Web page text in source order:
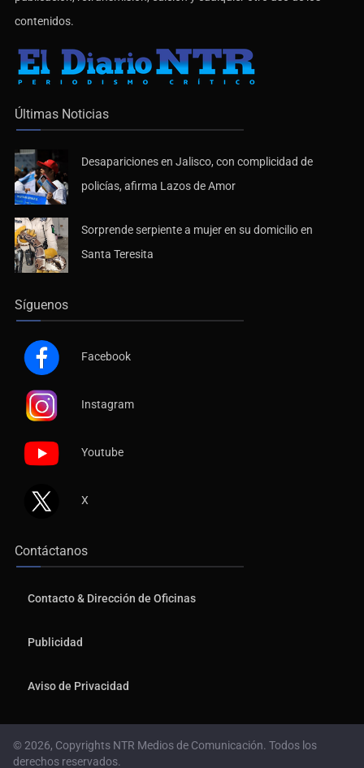
contenidos.
Últimas Noticias
Desapariciones en Jalisco, con complicidad de
policías, afirma Lazos de Amor
Sorprende serpiente a mujer en su domicilio en
Santa Teresita
Síguenos
Facebook
Instagram
Youtube
X
Contáctanos
Contacto & Dirección de Oficinas
Publicidad
Aviso de Privacidad
© 2026, Copyrights NTR Medios de Comunicación. Todos los
derechos reservados.